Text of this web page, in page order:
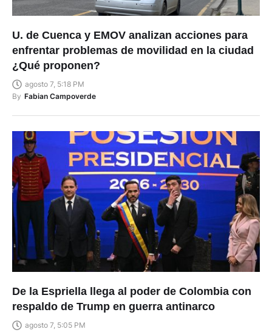
U. de Cuenca y EMOV analizan acciones para
enfrentar problemas de movilidad en la ciudad
¿Qué proponen?
agosto 7, 5:18 PM
By Fabian Campoverde
De la Espriella llega al poder de Colombia con
respaldo de Trump en guerra antinarco
agosto 7, 5:05 PM